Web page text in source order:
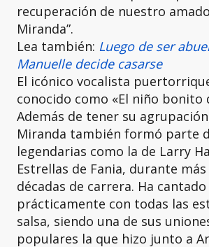
recuperación de nuestro
Miranda”.
Lea también: Luego de ser
Manuelle decide casarse
El icónico vocalista
conocido como «El niño bonito
Además de tener su
Miranda también formó parte
legendarias como la de Larry
Estrellas de Fania, durante
décadas de carrera. Ha cantado
prácticamente con todas las
salsa, siendo una de sus
populares la que hizo junto a